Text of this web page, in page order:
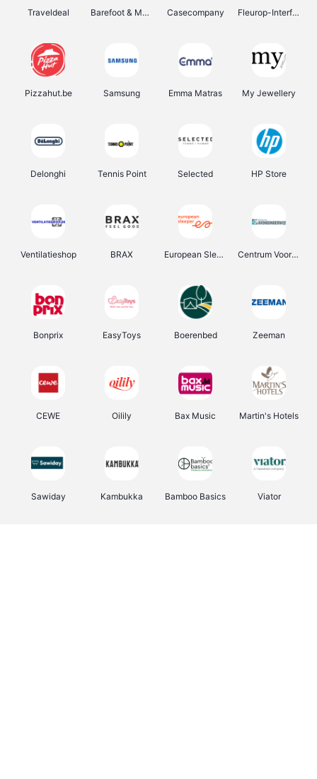
Traveldeal Barefoot & More Casecompany Fleurop-Interflora
Pizzahut.be Samsung Emma Matras My Jewellery
Delonghi Tennis Point Selected HP Store
Ventilatieshop BRAX European Sleeper Centrum Voor Avondonderwijs
Bonprix EasyToys Boerenbed Zeeman
CEWE Oilily Bax Music Martin's Hotels
Sawiday Kambukka Bamboo Basics Viator